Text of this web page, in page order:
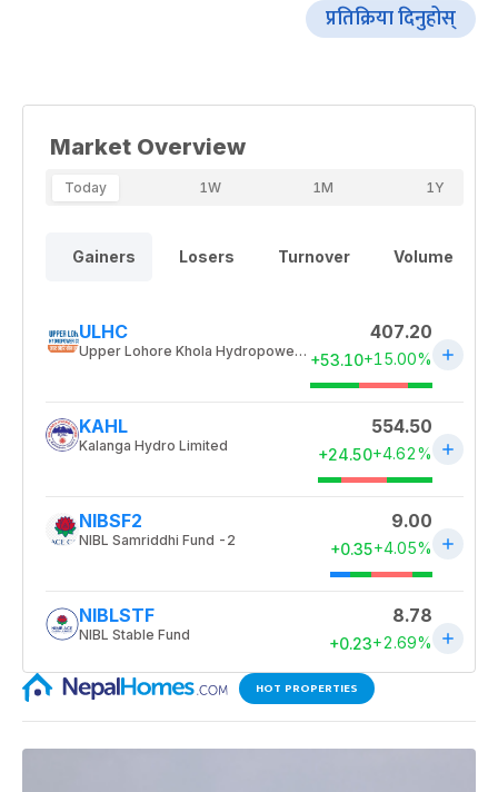
प्रतिक्रिया दिनुहोस्
HOT PROPERTIES